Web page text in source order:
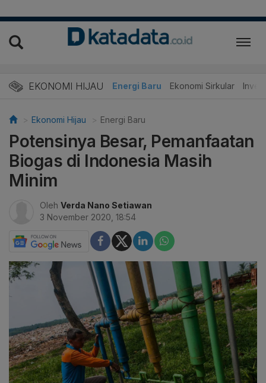
EKONOMI HIJAU Energi Baru Ekonomi Sirkular
Ekonomi Hijau Energi Baru
Potensinya Besar, Pemanfaatan
Biogas di Indonesia Masih
Minim
Oleh Verda Nano Setiawan
3 November 2020, 18:54